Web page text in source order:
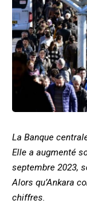
La Banque
Elle a augmenté
septembre 2023,
Alors qu’Ankara
chiffres.